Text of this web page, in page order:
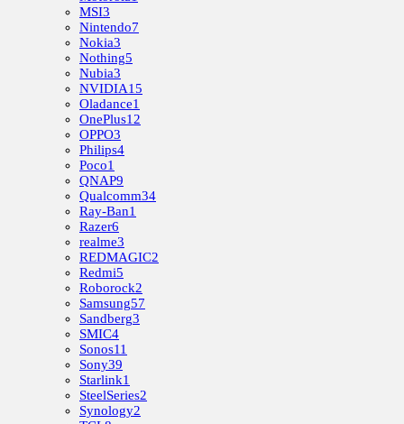
MSI3
Nintendo7
Nokia3
Nothing5
Nubia3
NVIDIA15
Oladance1
OnePlus12
OPPO3
Philips4
Poco1
QNAP9
Qualcomm34
Ray-Ban1
Razer6
realme3
REDMAGIC2
Redmi5
Roborock2
Samsung57
Sandberg3
SMIC4
Sonos11
Sony39
Starlink1
SteelSeries2
Synology2